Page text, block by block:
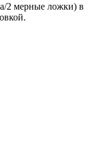
2 мерные ложки) в